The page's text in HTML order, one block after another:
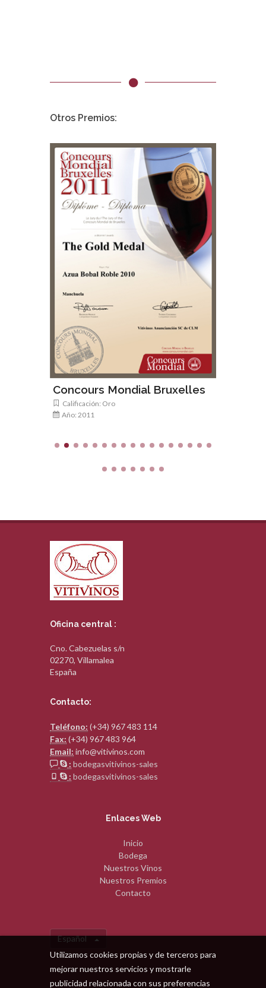
Otros Premios:
Concours Mondial Bruxelles
Calificación: Oro
Año: 2011
Oficina central :
Cno. Cabezuelas s/n
02270, Villamalea
España
Contacto:
Teléfono: (+34) 967 483 114
Fax: (+34) 967 483 964
Email: info@vitivinos.com
: bodegasvitivinos-sales
: bodegasvitivinos-sales
Enlaces Web
Inicio
Bodega
Nuestros Vinos
Nuestros Premios
Contacto
Español
Utilizamos cookies propias y de terceros para
mejorar nuestros servicios y mostrarle
publicidad relacionada con sus preferencias